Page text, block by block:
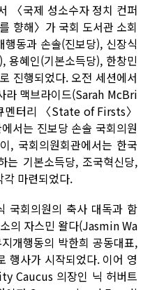
〈국제 성소수자 정치 컨퍼
향해〉가 국회 도서관 소회
동과 손솔(진보당), 신장식
용혜인(기본소득당), 한창민
진행되었다. 오전 세션에서
라 맥브라이드(Sarah McBri
멘터리 〈State of Firsts〉
서는 진보당 손솔 국회의원
, 국회의원회관에서는 한국
는 기본소득당, 조국혁신당,
각 마련되었다.
국회의원의 축사 대독과 함
의 자스민 왈다(Jasmin Wa
개행동의 박한희 공동대표,
행사가 시작되었다. 이어 영
Caucus 의장인 닉 허버트